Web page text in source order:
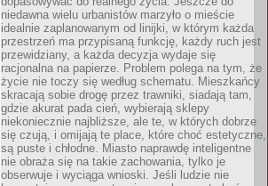
niedawna wielu urbanistów marzyło o mieście
idealnie zaplanowanym od linijki, w którym każda
przestrzeń ma przypisaną funkcję, każdy ruch jest
przewidziany, a każda decyzja wydaje się
racjonalna na papierze. Problem polega na tym, że
życie nie toczy się według schematu. Mieszkańcy
skracają sobie drogę przez trawniki, siadają tam,
gdzie akurat pada cień, wybierają sklepy
niekoniecznie najbliższe, ale te, w których dobrze
się czują, i omijają te place, które choć estetyczne,
są puste i chłodne. Miasto naprawdę inteligentne
nie obraża się na takie zachowania, tylko je
obserwuje i wyciąga wnioski. Jeśli ludzie nie